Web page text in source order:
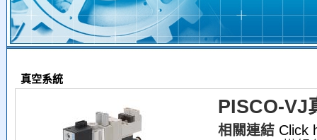
真空系統
PISCO-VJ
相關連結 Click